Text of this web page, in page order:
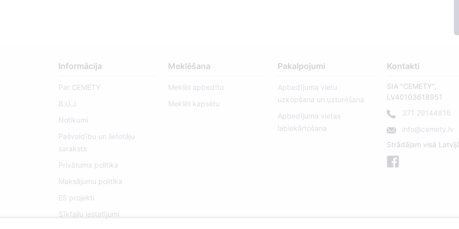
Informācija
Par CEMETY
B.U.J.
Notikumi
Pašvaldību un lietotāju
saraksts
Privātuma politika
Maksājumu politika
ES projekti
Sīkfailu iestatījumi
Meklēšana
Meklēt apbedīto
Meklēt kapsētu
Pakalpojumi
Apbedījuma vietu
uzkopšana un uzturēšana
Apbedījuma vietas
labiekārtošana
Kontakti
SIA "CEMETY",
LV40103618951
371 29144816
info@cemety.lv
Strādājam visā